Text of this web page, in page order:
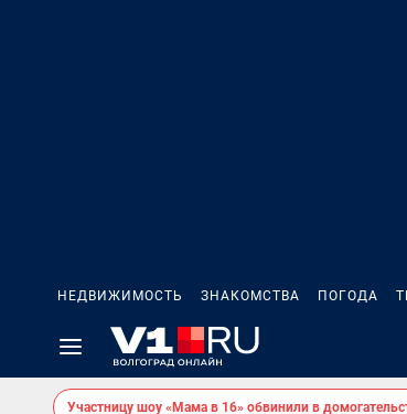
НЕДВИЖИМОСТЬ ЗНАКОМСТВА ПОГОДА
Участницу шоу «Мама в 16» обвинили в